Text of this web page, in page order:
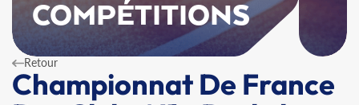
COMPÉTITIONS
Retour
Championnat De France